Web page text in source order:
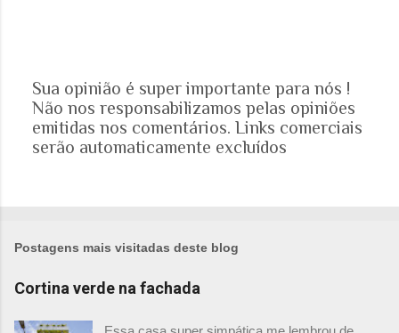
P
o
s
m
o
e
Sua opinião é super importante para nós !
Não nos responsabilizamos pelas opiniões
emitidas nos comentários. Links comerciais
serão automaticamente excluídos
Postagens mais visitadas deste blog
Cortina verde na fachada